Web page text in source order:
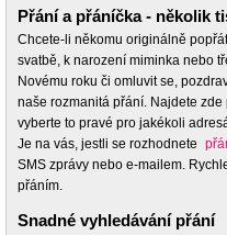
Přání a přáníčka - několik
Chcete-li někomu originálně
svatbě, k narození miminka nebo
Novému roku či omluvit se,
naše rozmanitá přání. Najdete
vyberte to pravé pro jakékoli
Je na vás, jestli se rozhodnete
SMS zprávy nebo e-mailem.
přáním.
Snadné vyhledávání přání